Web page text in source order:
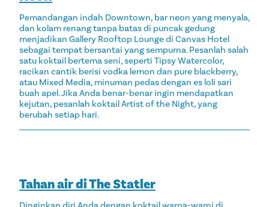
Pemandangan indah Downtown, bar neon yang menyala,
dan kolam renang tanpa batas di puncak gedung
menjadikan Gallery Rooftop Lounge di Canvas Hotel
sebagai tempat bersantai yang sempurna. Pesanlah salah
satu koktail bertema seni, seperti Tipsy Watercolor,
racikan cantik berisi vodka lemon dan pure blackberry,
atau Mixed Media, minuman pedas dengan es loli sari
buah apel. Jika Anda benar-benar ingin mendapatkan
kejutan, pesanlah koktail Artist of the Night, yang
berubah setiap hari.
Tahan air di The Statler